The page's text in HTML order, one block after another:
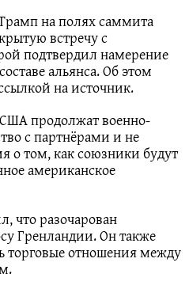
на полях саммита
встречу с
подтвердил намерение
альянса. Об этом
на источник.
продолжат военно-
с партнёрами и не
о том, как союзники будут
американское
что разочарован
Гренландии. Он также
торговые отношения между